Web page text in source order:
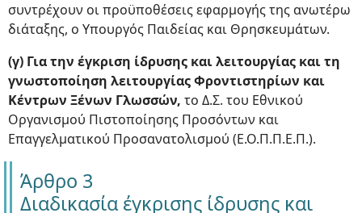
συντρέχουν οι προϋποθέσεις εφαρμογής της ανωτέρω
διάταξης, ο Υπουργός Παιδείας και Θρησκευμάτων.
(γ) Για την έγκριση ίδρυσης και λειτουργίας και τη
γνωστοποίηση λειτουργίας Φροντιστηρίων και
Κέντρων Ξένων Γλωσσών, το Δ.Σ. του Εθνικού
Οργανισμού Πιστοποίησης Προσόντων και
Επαγγελματικού Προσανατολισμού (Ε.Ο.Π.Π.Ε.Π.).
Άρθρο 3
Διαδικασία έγκρισης ίδρυσης και